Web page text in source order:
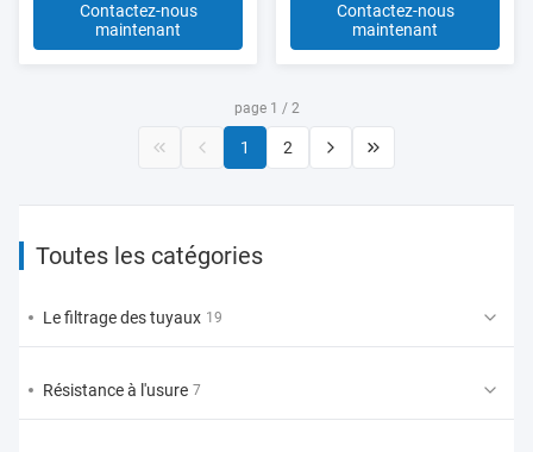
Contactez-nous
maintenant
Contactez-nous
maintenant
page 1 / 2
1 2
Toutes les catégories
Le filtrage des tuyaux 19
Résistance à l'usure 7